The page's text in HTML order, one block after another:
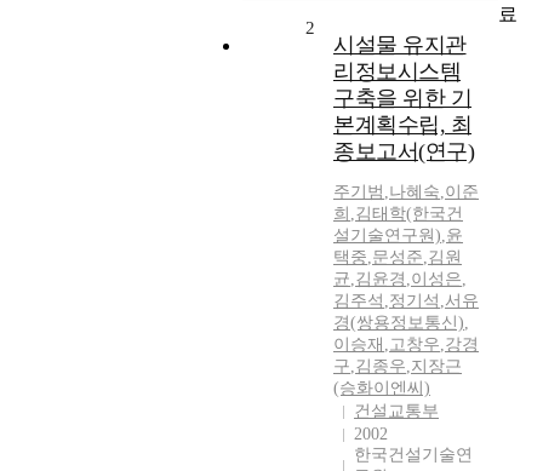
2
시설물 유지관
리정보시스템
구축을 위한 기
본계획수립, 최
종보고서(연구)
주기범 ,나혜숙,이준
희 ,김태학(한국건
설기술연구원),윤
택중,문성준,김원
균,김윤경 ,이성은,
김주석 ,정기석 ,서유
경(쌍용정보통신),
이승재 ,고창우,강경
구,김종우,지장근
(승화이엔씨)
건설교통부
2002
한국건설기술연
료